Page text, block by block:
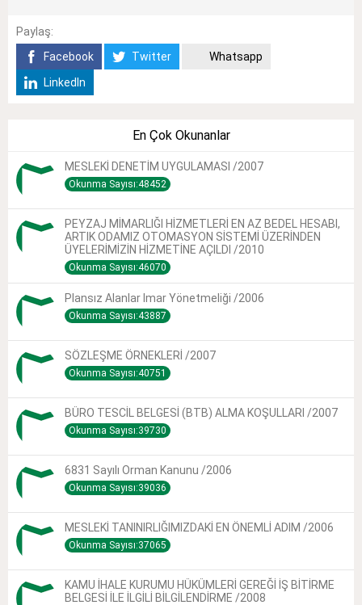
Paylaş:
Facebook
Twitter
Whatsapp
LinkedIn
En Çok Okunanlar
MESLEKİ DENETİM UYGULAMASI /2007
Okunma Sayısı:48452
PEYZAJ MİMARLIĞI HİZMETLERİ EN AZ BEDEL HESABI,
ARTIK ODAMIZ OTOMASYON SİSTEMİ ÜZERİNDEN
ÜYELERİMİZİN HİZMETİNE AÇILDI /2010
Okunma Sayısı:46070
Plansız Alanlar Imar Yönetmeliği /2006
Okunma Sayısı:43887
SÖZLEŞME ÖRNEKLERİ /2007
Okunma Sayısı:40751
BÜRO TESCİL BELGESİ (BTB) ALMA KOŞULLARI /2007
Okunma Sayısı:39730
6831 Sayılı Orman Kanunu /2006
Okunma Sayısı:39036
MESLEKİ TANINIRLIĞIMIZDAKİ EN ÖNEMLİ ADIM /2006
Okunma Sayısı:37065
KAMU İHALE KURUMU HÜKÜMLERİ GEREĞİ İŞ BİTİRME
BELGESİ İLE İLGİLİ BİLGİLENDİRME /2008